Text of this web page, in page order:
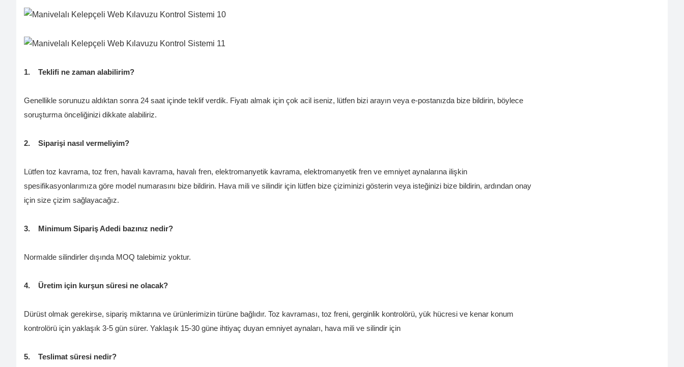
1. Teklifi ne zaman alabilirim?
Genellikle sorunuzu aldıktan sonra 24 saat içinde teklif verdik. Fiyatı almak için çok acil iseniz, lütfen bizi arayın veya e-postanızda bize bildirin, böylece
soruşturma önceliğinizi dikkate alabiliriz.
2. Siparişi nasıl vermeliyim?
Lütfen toz kavrama, toz fren, havalı kavrama, havalı fren, elektromanyetik kavrama, elektromanyetik fren ve emniyet aynalarına ilişkin
spesifikasyonlarımıza göre model numarasını bize bildirin. Hava mili ve silindir için lütfen bize çiziminizi gösterin veya isteğinizi bize bildirin, ardından onay
için size çizim sağlayacağız.
3. Minimum Sipariş Adedi bazınız nedir?
Normalde silindirler dışında MOQ talebimiz yoktur.
4. Üretim için kurşun süresi ne olacak?
Dürüst olmak gerekirse, sipariş miktarına ve ürünlerimizin türüne bağlıdır. Toz kavraması, toz freni, gerginlik kontrolörü, yük hücresi ve kenar konum
kontrolörü için yaklaşık 3-5 gün sürer. Yaklaşık 15-30 güne ihtiyaç duyan emniyet aynaları, hava mili ve silindir için
5. Teslimat süresi nedir?